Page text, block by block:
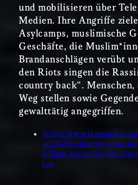
und mobilisieren über
Medien. Ihre Angriffe
Asylcamps, muslimische
Geschäfte, die
Brandanschlägen verübt
den Riots singen die
country back“.
Weg stellen sowie
gewalttätig angegriffen.
https://
ug/04/the-observer-view-
killings-extremists-have-
law